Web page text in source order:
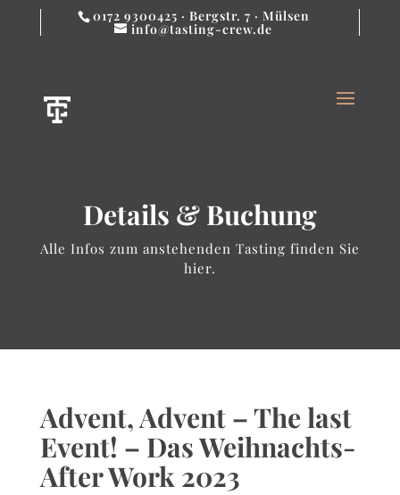
0172 9300425 · Bergstr. 7 · Mülsen
info@tasting-crew.de
Details & Buchung
Alle Infos zum anstehenden Tasting finden Sie
hier.
Advent, Advent – The last
Event! – Das Weihnachts-
After Work 2023